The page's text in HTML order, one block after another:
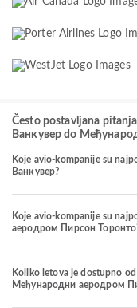
Često postavljana
Ванкувер do
Koje avio-kompanije su
Ванкувер?
Koje avio-kompanije su
аеродром Пирсон
Koliko letova je dostupno
Међународни аеродром